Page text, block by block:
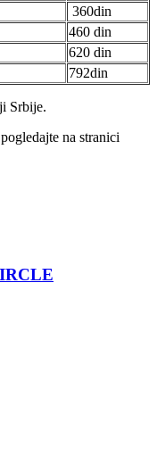
360din
460 din
620 din
792din
Srbije.
na stranici